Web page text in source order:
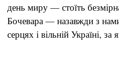
день миру — стоїть
Бочевара — назавжди з
серцях і вільній Україні, за